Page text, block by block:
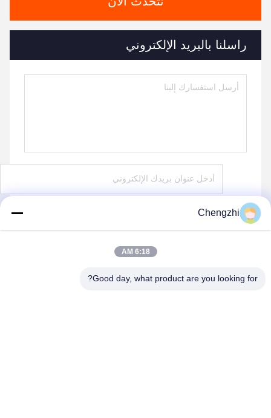
راسلنا بالبريد الإلكتروني
يرسل
Chengzhi
6:18 AM
Good day, what product are you looking for?